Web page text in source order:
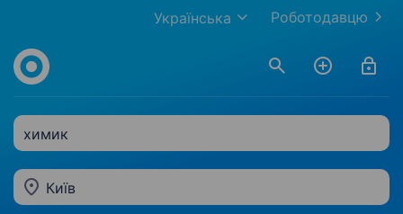
Роботодавцю
Українська
химик
Київ